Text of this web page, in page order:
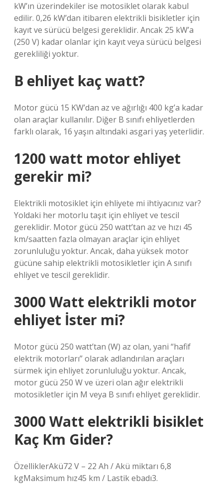
kW’ın üzerindekiler ise motosiklet olarak kabul
edilir. 0,26 kW’dan itibaren elektrikli bisikletler için
kayıt ve sürücü belgesi gereklidir. Ancak 25 kW’a
(250 V) kadar olanlar için kayıt veya sürücü belgesi
gerekliliği yoktur.
B ehliyet kaç watt?
Motor gücü 15 KW’dan az ve ağırlığı 400 kg’a kadar
olan araçlar kullanılır. Diğer B sınıfı ehliyetlerden
farklı olarak, 16 yaşın altındaki asgari yaş yeterlidir.
1200 watt motor ehliyet
gerekir mi?
Elektrikli motosiklet için ehliyete mi ihtiyacınız var?
Yoldaki her motorlu taşıt için ehliyet ve tescil
gereklidir. Motor gücü 250 watt’tan az ve hızı 45
km/saatten fazla olmayan araçlar için ehliyet
zorunluluğu yoktur. Ancak, daha yüksek motor
gücüne sahip elektrikli motosikletler için A sınıfı
ehliyet ve tescil gereklidir.
3000 Watt elektrikli motor
ehliyet İster mi?
Motor gücü 250 watt’tan (W) az olan, yani “hafif
elektrik motorları” olarak adlandırılan araçları
sürmek için ehliyet zorunluluğu yoktur. Ancak,
motor gücü 250 W ve üzeri olan ağır elektrikli
motosikletler için M veya B sınıfı ehliyet gereklidir.
3000 Watt elektrikli bisiklet
Kaç Km Gider?
ÖzelliklerAkü72 V – 22 Ah / Akü miktarı 6,8
kgMaksimum hız45 km / Lastik ebadı3.